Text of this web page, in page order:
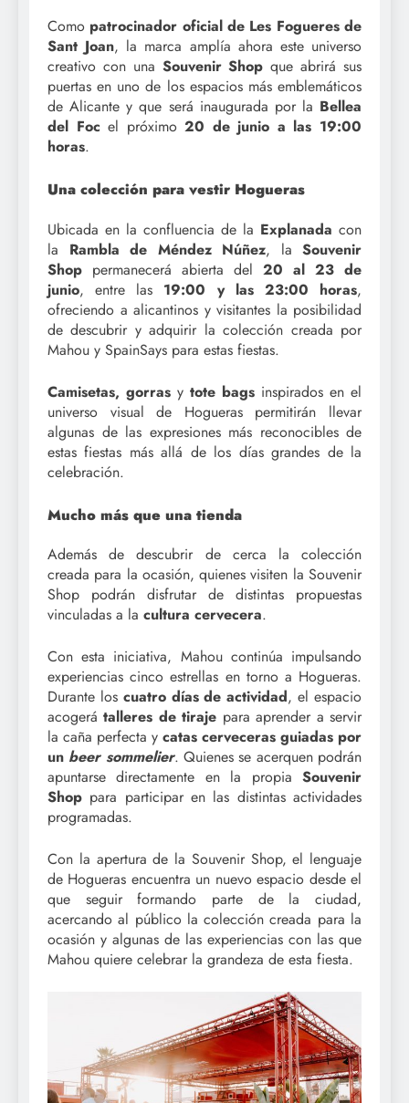
Como patrocinador oficial de Les Fogueres de
Sant Joan, la marca amplía ahora este universo
creativo con una Souvenir Shop que abrirá sus
puertas en uno de los espacios más emblemáticos
de Alicante y que será inaugurada por la Bellea
del Foc el próximo20 de junio a las 19:00
horas.
Una colección para vestir Hogueras
Ubicada en la confluencia de la Explanada con
la Rambla de Méndez Núñez, la Souvenir
Shop permanecerá abierta del 20 al 23 de
junio, entre las 19:00 y las 23:00 horas,
ofreciendo a alicantinos y visitantes la posibilidad
de descubrir y adquirir la colección creada por
Mahou y SpainSays para estas fiestas.
Camisetas, gorras y tote bags inspirados en el
universo visual de Hogueras permitirán llevar
algunas de las expresiones más reconocibles de
estas fiestas más allá de los días grandes de la
celebración.
Mucho más que una tienda
Además de descubrir de cerca la colección
creada para la ocasión, quienes visiten la Souvenir
Shop podrán disfrutar de distintas propuestas
vinculadas a la cultura cervecera.
Con esta iniciativa, Mahou continúa impulsando
experiencias cinco estrellas en torno a Hogueras.
Durante los cuatro días de actividad, el espacio
acogerátalleres de tiraje para aprender a servir
la caña perfecta y catas cerveceras guiadas por
un beer sommelier. Quienes se acerquen podrán
apuntarse directamente en la propia Souvenir
Shop para participar en las distintas actividades
programadas.
Con la apertura de la Souvenir Shop, el lenguaje
de Hogueras encuentra un nuevo espacio desde el
que seguir formando parte de la ciudad,
acercando al público la colección creada para la
ocasión y algunas de las experiencias con las que
Mahou quiere celebrar la grandeza de esta fiesta.